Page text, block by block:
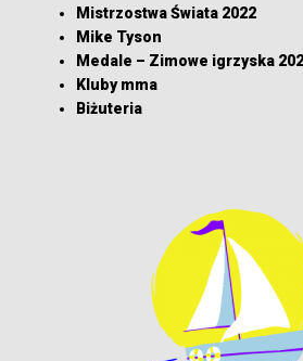
Mistrzostwa Świata 2022
Mike Tyson
Medale – Zimowe igrzyska
Kluby mma
Biżuteria